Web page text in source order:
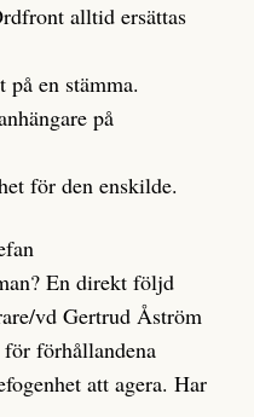
alltid ersättas
en stämma.
på
för den enskilde.
En direkt följd
vd Gertrud Åström
förhållandena
att agera. Har